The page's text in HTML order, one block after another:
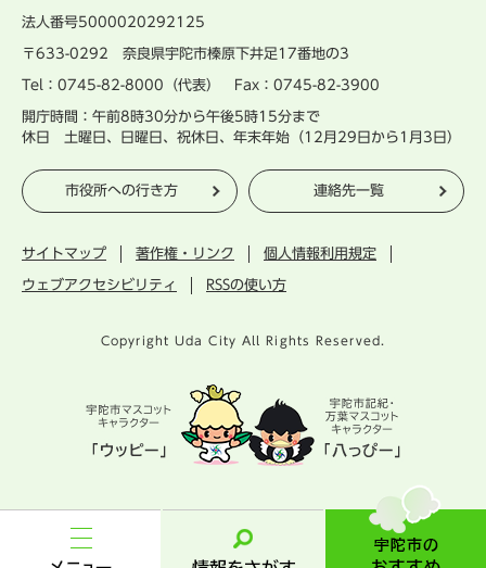
陀
市
の
法人番号5000020292125
〒633-0292 奈良県宇陀市榛原下井足17番地の3
Tel：0745-82-8000（代表） Fax：0745-82-3900
開庁時間：午前8時30分から午後5時15分まで
休日 土曜日、日曜日、祝休日、年末年始（12月29日から1月3日）
市役所への行き方 連絡先一覧
サイトマップ 著作権・リンク 個人情報利用規定
ウェブアクセシビリティ RSSの使い方
Copyright Uda City All Rights Reserved.